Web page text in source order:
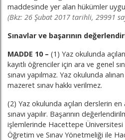
maddesinde yer alan hükümler
(Bkz: 26 Şubat 2017 tarihli, 29991
Sınavlar ve başarının
MADDE 10 – (1) Yaz okulunda
kayıtlı öğrenciler için ara ve genel
sınavı yapılmaz. Yaz okulunda
mazeret sınav hakkı verilmez.
(2) Yaz okulunda açılan derslerin en
sınavı yapılır. Başarının
işlemlerinde Hacettepe Üniversitesi
Öğretim ve Sınav Yönetmeliği ile